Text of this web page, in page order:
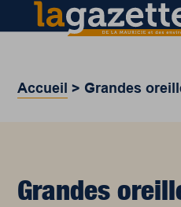
Accueil > Grandes
Grandes